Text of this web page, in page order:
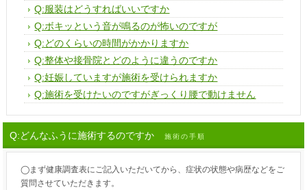
Q:服装はどうすればいいですか
Q:ボキッという音が鳴るのが怖いのですが
Q:どのくらいの時間がかかりますか
Q:整体や接骨院とどのように違うのですか
Q:妊娠していますが施術を受けられますか
Q:施術を受けたいのですがぎっくり腰で動けません
Q:どんなふうに施術するのですか 施術の手順
◯まず健康調査表にご記入いただいてから、症状の状態や病歴などをご
質問させていただきます。